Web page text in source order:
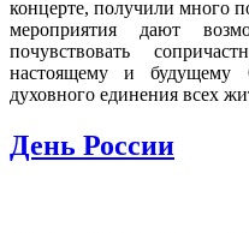
концерте, получили много
мероприятия дают
почувствовать
настоящему и будущему
духовного единения всех
День России